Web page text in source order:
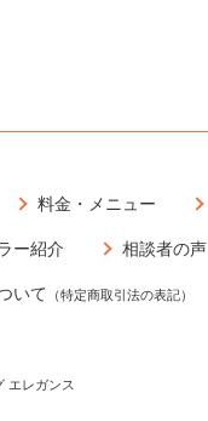
料金・メニュー
ー紹介 相談者の声
いて （特定商取引法の表記）
エレガンス